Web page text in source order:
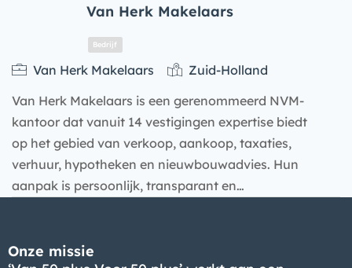
Van Herk Makelaars
Bedrijf
Van Herk Makelaars
Zuid-Holland
Van Herk Makelaars is een gerenommeerd NVM-
kantoor dat vanuit 14 vestigingen expertise biedt
op het gebied van verkoop, aankoop, taxaties,
verhuur, hypotheken en nieuwbouwadvies. Hun
aanpak is persoonlijk, transparant en…
Onze missie